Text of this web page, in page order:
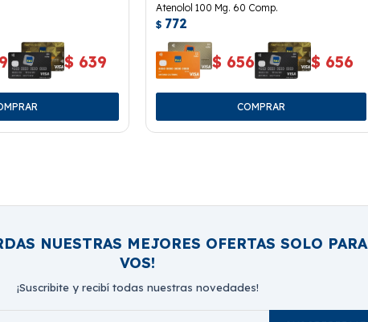
$ 639
Atenolol 100 Mg. 60 Comp.
$ 772
$ 656 $ 656
NUESTRAS MEJORES OFERTAS SOLO PARA
VOS!
¡Suscribite y recibí todas nuestras novedades!